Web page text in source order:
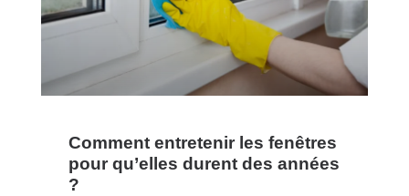
Comment entretenir les fenêtres
pour qu’elles durent des années
?